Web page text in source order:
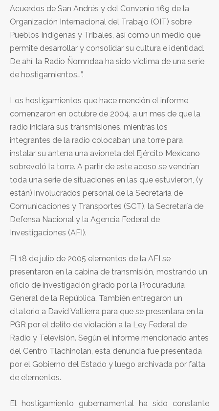
Acuerdos de San Andrés y del Convenio 169 de la
Organización Internacional del Trabajo (OIT) sobre
Pueblos Indígenas y Tribales, así como un medio que
permite desarrollar y consolidar su cultura e identidad.
De ahí, la Radio Ñomndaa ha sido víctima de una serie
de hostigamientos…”.
Los hostigamientos que hace mención el informe
comenzaron en octubre de 2004, a un mes de que la
radio iniciara sus transmisiones, mientras los
integrantes de la radio colocaban una torre para
instalar su antena una avioneta del Ejército Mexicano
sobrevoló la torre. A partir de este acoso se vendrían
toda una serie de situaciones en las que estuvieron, (y
están) involucrados personal de la Secretaría de
Comunicaciones y Transportes (SCT), la Secretaría de
Defensa Nacional y la Agencia Federal de
Investigaciones (AFI).
El 18 de julio de 2005 elementos de la AFI se
presentaron en la cabina de transmisión, mostrando un
oficio de investigación girado por la Procuraduría
General de la República. También entregaron un
citatorio a David Valtierra para que se presentara en la
PGR por el delito de violación a la Ley Federal de
Radio y Televisión. Según el informe mencionado antes
del Centro Tlachinolan, esta denuncia fue presentada
por el Gobierno del Estado y luego archivada por falta
de elementos.
El hostigamiento gubernamental ha sido constante